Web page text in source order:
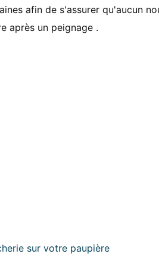
afin de s'assurer qu'aucun
après un peignage .
sur votre paupière